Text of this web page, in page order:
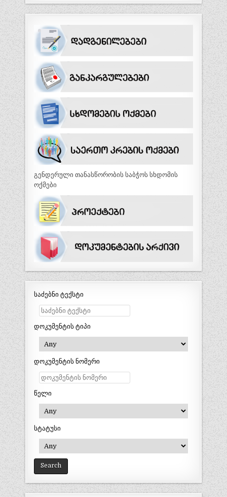
გენდერული თანასწორობის საბჭოს სხდომის
ოქმები
საძებნი ტექსტი
დოკუმენტის ტიპი
დოკუმენტის ნომერი
წელი
სტატუსი